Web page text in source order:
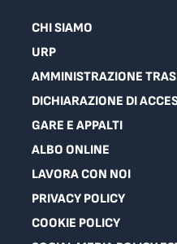
CHI SIAMO
URP
AMMINISTRAZIONE
DICHIARAZIONE DI
GARE E APPALTI
ALBO ONLINE
LAVORA CON NOI
PRIVACY POLICY
COOKIE POLICY